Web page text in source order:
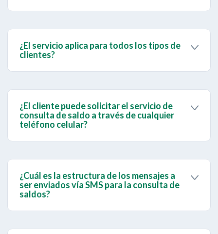
Banesco siempre y cuando la(s) misma(s) tenga
¿El servicio aplica para todos los tipos de
clientes?
de Clave Operaciones Especiales y que dicha clave
clientes jurídicos.
¿El cliente puede solicitar el servicio de
consulta de saldo a través de cualquier
teléfono celular?
número telefónico que posee registrado para el
BanescOnline.
¿Cuál es la estructura de los mensajes a
ser enviados vía SMS para la consulta de
saldos?
de Identificación + Enviar